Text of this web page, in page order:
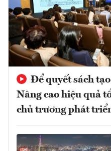
Để quyết sách
Nâng cao hiệu quả
chủ trương phát